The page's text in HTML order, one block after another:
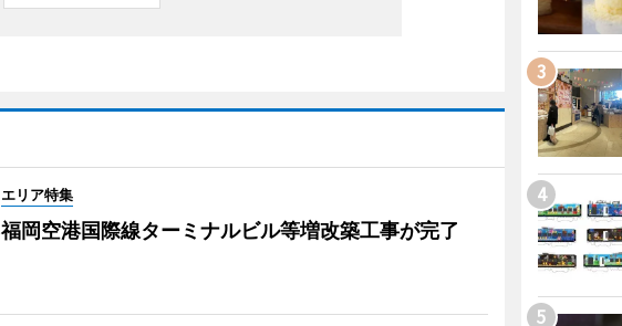
エリア特集
福岡空港国際線ターミナルビル等増改築工事が完了